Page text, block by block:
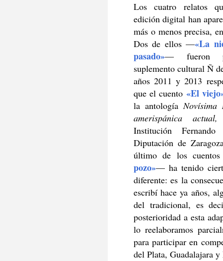
Los cuatro relatos
edición digital han
más o menos precisa,
Dos de ellos —«La
pasado»— fueron
suplemento cultural Ñ
años 2011 y 2013
que el cuento «El
la antologíaNovísima
amerispánica actual,
Institución
Diputación de
último de los
pozo»—ha tenido
diferente: es la
escribí hace ya años,
del tradicional, es
posterioridad a esta
lo reelaboramos
para participar en
del Plata, Guadalajara